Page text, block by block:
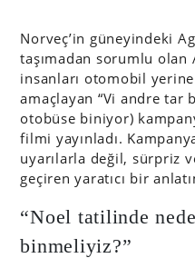
Norveç’in güneyindeki
taşımadan sorumlu olan
insanları otomobil
amaçlayan “Vi andre tar
otobüse biniyor)
filmi yayınladı.
uyarılarla değil, sürpriz
geçiren yaratıcı bir
“Noel tatilinde
binmeliyiz?”